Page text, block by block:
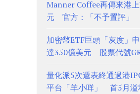
Manner Coffee再傳來港
元 官方：「不予置評」
加密幣ETF巨頭「灰度」
達350億美元 股票代號
量化派5次遞表終通過港
平台「羊小咩」 首5月溢